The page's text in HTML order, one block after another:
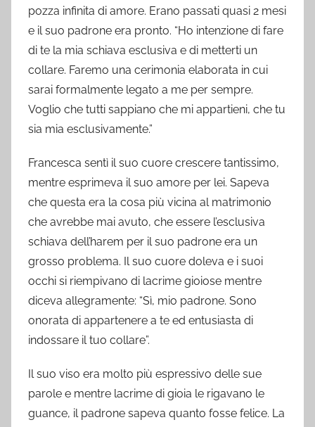
pozza infinita di amore. Erano passati quasi 2 mesi
e il suo padrone era pronto. “Ho intenzione di fare
di te la mia schiava esclusiva e di metterti un
collare. Faremo una cerimonia elaborata in cui
sarai formalmente legato a me per sempre.
Voglio che tutti sappiano che mi appartieni, che tu
sia mia esclusivamente.”
Francesca sentì il suo cuore crescere tantissimo,
mentre esprimeva il suo amore per lei. Sapeva
che questa era la cosa più vicina al matrimonio
che avrebbe mai avuto, che essere l’esclusiva
schiava dell’harem per il suo padrone era un
grosso problema. Il suo cuore doleva e i suoi
occhi si riempivano di lacrime gioiose mentre
diceva allegramente: “Sì, mio ​​padrone. Sono
onorata di appartenere a te ed entusiasta di
indossare il tuo collare”.
Il suo viso era molto più espressivo delle sue
parole e mentre lacrime di gioia le rigavano le
guance, il padrone sapeva quanto fosse felice. La